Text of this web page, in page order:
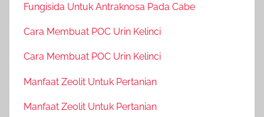
Fungisida Untuk Antraknosa Pada Cabe
Cara Membuat POC Urin Kelinci
Cara Membuat POC Urin Kelinci
Manfaat Zeolit Untuk Pertanian
Manfaat Zeolit Untuk Pertanian